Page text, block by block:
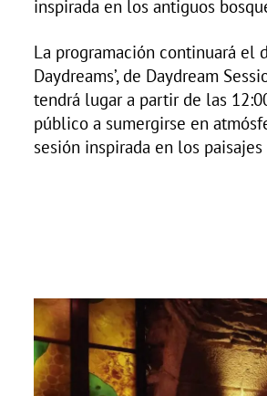
inspirada en los antiguos
La programación continuará el
Daydreams’, de Daydream
tendrá lugar a partir de las
público a sumergirse en
sesión inspirada en los